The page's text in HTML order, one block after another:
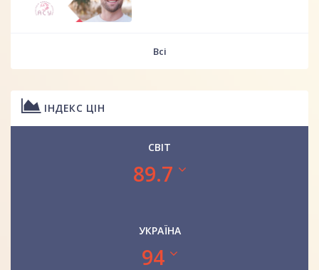
Всі
ІНДЕКС ЦІН
СВІТ
89.7
УКРАЇНА
94